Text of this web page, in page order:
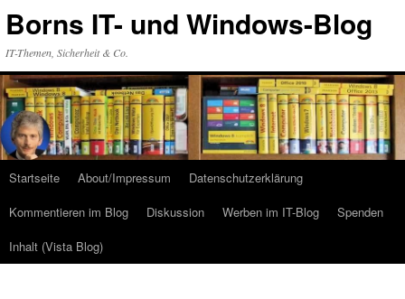
Inhalt
Borns IT- und Windows-Blog
IT-Themen, Sicherheit & Co.
Startseite About/Impressum
Datenschutzerklärung
Kommentieren im Blog
Diskussion Werben im IT-Blog
Spenden
Inhalt (Vista Blog)